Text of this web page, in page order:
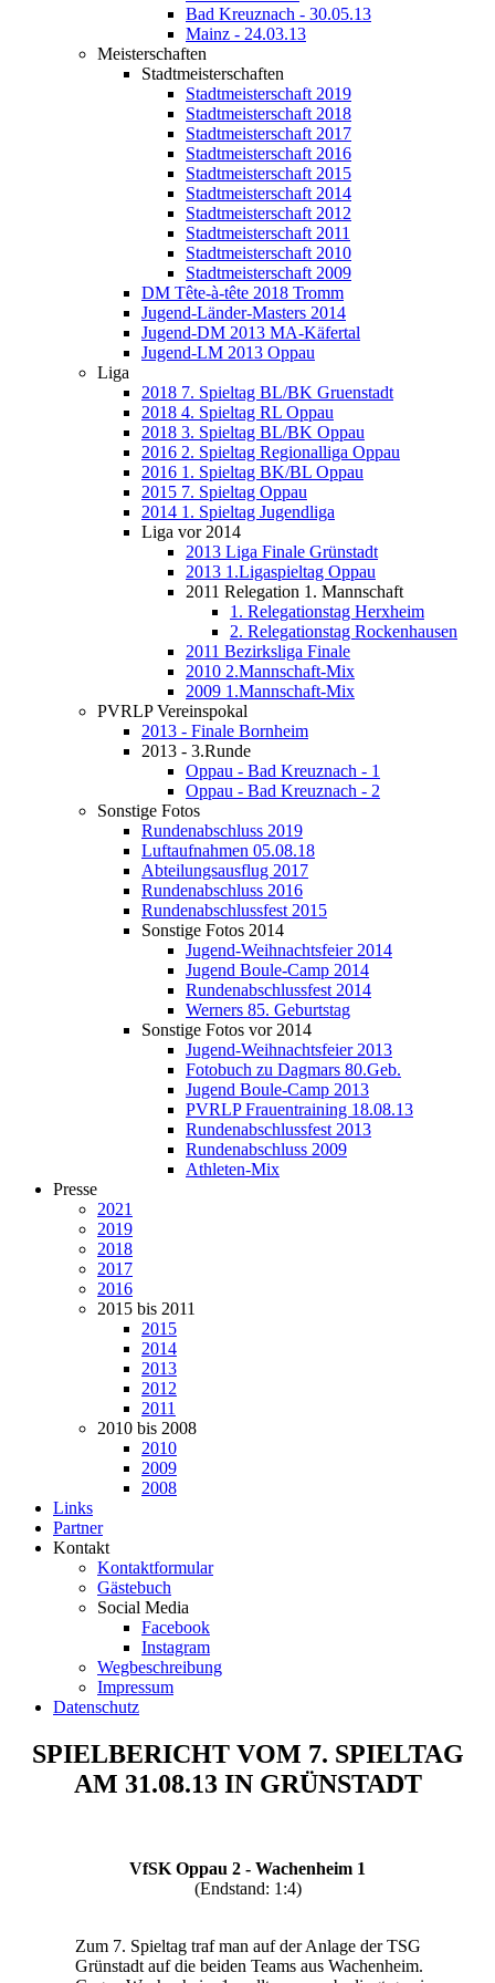
Bad Kreuznach - 30.05.13
Mainz - 24.03.13
Meisterschaften
Stadtmeisterschaften
Stadtmeisterschaft 2019
Stadtmeisterschaft 2018
Stadtmeisterschaft 2017
Stadtmeisterschaft 2016
Stadtmeisterschaft 2015
Stadtmeisterschaft 2014
Stadtmeisterschaft 2012
Stadtmeisterschaft 2011
Stadtmeisterschaft 2010
Stadtmeisterschaft 2009
DM Tête-à-tête 2018 Tromm
Jugend-Länder-Masters 2014
Jugend-DM 2013 MA-Käfertal
Jugend-LM 2013 Oppau
Liga
2018 7. Spieltag BL/BK Gruenstadt
2018 4. Spieltag RL Oppau
2018 3. Spieltag BL/BK Oppau
2016 2. Spieltag Regionalliga Oppau
2016 1. Spieltag BK/BL Oppau
2015 7. Spieltag Oppau
2014 1. Spieltag Jugendliga
Liga vor 2014
2013 Liga Finale Grünstadt
2013 1.Ligaspieltag Oppau
2011 Relegation 1. Mannschaft
1. Relegationstag Herxheim
2. Relegationstag Rockenhausen
2011 Bezirksliga Finale
2010 2.Mannschaft-Mix
2009 1.Mannschaft-Mix
PVRLP Vereinspokal
2013 - Finale Bornheim
2013 - 3.Runde
Oppau - Bad Kreuznach - 1
Oppau - Bad Kreuznach - 2
Sonstige Fotos
Rundenabschluss 2019
Luftaufnahmen 05.08.18
Abteilungsausflug 2017
Rundenabschluss 2016
Rundenabschlussfest 2015
Sonstige Fotos 2014
Jugend-Weihnachtsfeier 2014
Jugend Boule-Camp 2014
Rundenabschlussfest 2014
Werners 85. Geburtstag
Sonstige Fotos vor 2014
Jugend-Weihnachtsfeier 2013
Fotobuch zu Dagmars 80.Geb.
Jugend Boule-Camp 2013
PVRLP Frauentraining 18.08.13
Rundenabschlussfest 2013
Rundenabschluss 2009
Athleten-Mix
Presse
2021
2019
2018
2017
2016
2015 bis 2011
2015
2014
2013
2012
2011
2010 bis 2008
2010
2009
2008
Links
Partner
Kontakt
Kontaktformular
Gästebuch
Social Media
Facebook
Instagram
Wegbeschreibung
Impressum
Datenschutz
SPIELBERICHT VOM 7. SPIELTAG
AM 31.08.13 IN GRÜNSTADT
VfSK Oppau 2 - Wachenheim 1
(Endstand: 1:4)
Zum 7. Spieltag traf man auf der Anlage der TSG
Grünstadt auf die beiden Teams aus Wachenheim.